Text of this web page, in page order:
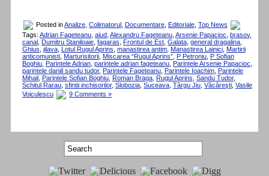
Posted inAnalize Colimatorul Documentare Editoriale Top News
Tags: Adrian Fageteanu aiud Alexandru Fageteanu Arsenie Papacioc brasov,
canal
Dumitru Staniloaie fagaras Frontul de Est Galata general dragalina
Ghius jilava Lotul Rugul Aprins manastirea antim Manastirea Lainici Martirii
anticomunisti Marturisitorii Miscarea “Rugul Aprins” P Petroniu
P Sofian
Boghiu
Parintele Adrian parintele adrian fageteanu Parintele Arsenie Papacioc
parintele daniil sandu tudor, Parintele Fageteanu Parintele Ioachim
Parintele
Mihail
Parintele Sofian Boghiu Roman Braga Rugul Aprins Sandu Tudor,
Schitul Rarau sfintii inchisorilor, Slobozia Suceava Târgu Jiu Văcăreşti Vasile
Voiculescu
9 Comments »